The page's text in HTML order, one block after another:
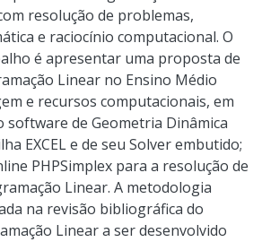
resolução de problemas,
e raciocínio computacional. O
é apresentar uma proposta de
Linear no Ensino Médio
e recursos computacionais, em
software de Geometria Dinâmica
EXCEL e de seu Solver embutido;
PHPSimplex para a resolução de
Linear. A metodologia
na revisão bibliográfica do
Linear a ser desenvolvido